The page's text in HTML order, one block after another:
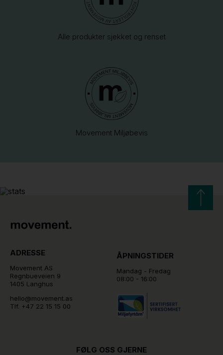
Alle produkter sjekket og renset
Movement Miljøbevis
ADRESSE
Movement AS
Regnbueveien 9
1405 Langhus
hello@movement.as
Tlf. +47 22 15 15 00
ÅPNINGSTIDER
Mandag - Fredag
08:00 - 16:00
FØLG OSS GJERNE